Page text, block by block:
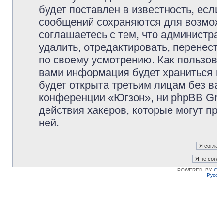
будет поставлен в известность,
сообщений сохраняются для
соглашаетесь с тем, что
удалить, отредактировать,
по своему усмотрению. Как
вами информация будет
будет открыта третьим лицам без
конференции «Югзон», ни phpBB
действия хакеров, которые могут
ней.
POWERED_BY